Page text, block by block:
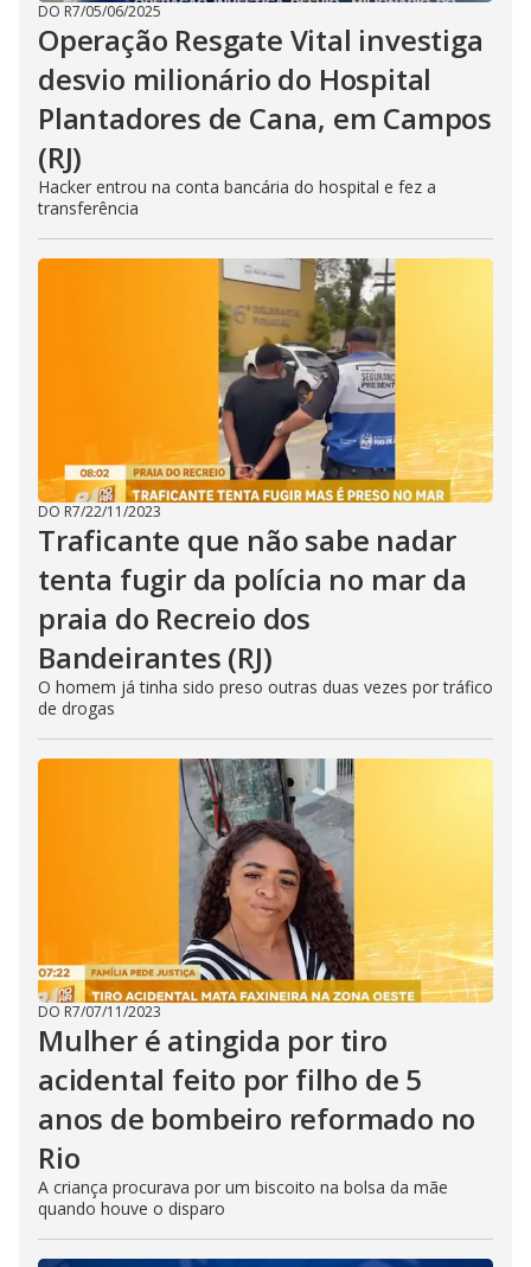
DO R7/05/06/2025
Operação Resgate Vital investiga
desvio milionário do Hospital
Plantadores de Cana, em Campos
(RJ)
Hacker entrou na conta bancária do hospital e fez a
transferência
DO R7/22/11/2023
Traficante que não sabe nadar
tenta fugir da polícia no mar da
praia do Recreio dos
Bandeirantes (RJ)
O homem já tinha sido preso outras duas vezes por tráfico
de drogas
DO R7/07/11/2023
Mulher é atingida por tiro
acidental feito por filho de 5
anos de bombeiro reformado no
Rio
A criança procurava por um biscoito na bolsa da mãe
quando houve o disparo